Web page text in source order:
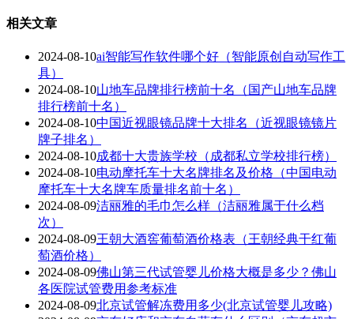
相关文章
2024-08-10ai智能写作软件哪个好（智能原创自动写作工
具）
2024-08-10山地车品牌排行榜前十名（国产山地车品牌
排行榜前十名）
2024-08-10中国近视眼镜品牌十大排名（近视眼镜镜片
牌子排名）
2024-08-10成都十大贵族学校（成都私立学校排行榜）
2024-08-10电动摩托车十大名牌排名及价格（中国电动
摩托车十大名牌车质量排名前十名）
2024-08-09洁丽雅的毛巾怎么样（洁丽雅属于什么档
次）
2024-08-09王朝大酒窖葡萄酒价格表（王朝经典干红葡
萄酒价格）
2024-08-09佛山第三代试管婴儿价格大概是多少？佛山
各医院试管费用参考标准
2024-08-09北京试管解冻费用多少(北京试管婴儿攻略)